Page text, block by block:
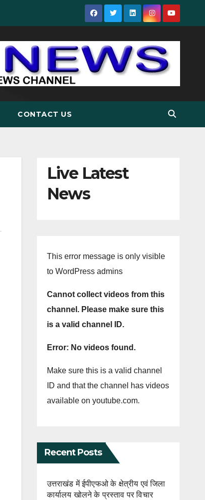
CONTACT US
Live Latest
News
This error message is only visible
to WordPress admins
Cannot collect videos from this
channel. Please make sure this
is a valid channel ID.
Error: No videos found.
Make sure this is a valid channel
ID and that the channel has videos
available on youtube.com.
Recent Posts
उत्तराखंड में ईपीएफओ के क्षेत्रीय एवं जिला
कार्यालय खोलने के प्रस्ताव पर विचार